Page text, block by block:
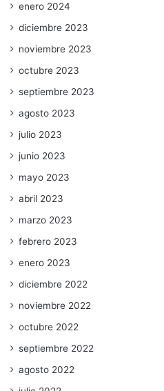
enero 2024
diciembre 2023
noviembre 2023
octubre 2023
septiembre 2023
agosto 2023
julio 2023
junio 2023
mayo 2023
abril 2023
marzo 2023
febrero 2023
enero 2023
diciembre 2022
noviembre 2022
octubre 2022
septiembre 2022
agosto 2022